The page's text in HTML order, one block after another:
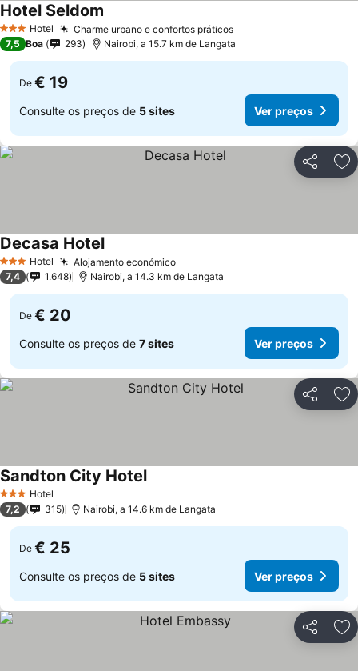
3 EstrelasHotel Charme urbano e confortos práticosVer preços
Hotel Seldom
7,5 Boa 293 Nairobi, a 15.7 km de Langata
De € 19
Consulte os preços de 5 sites Ver preços
Partilhar
3 EstrelasHotel Alojamento económicoVer preços
Decasa HotelVer preços
7,4 1.648 Nairobi, a 14.3 km de Langata
De € 20
Consulte os preços de 7 sites Ver preços
Partilhar
3 EstrelasHotel
Sandton City HotelVer preços
7,2 315 Nairobi, a 14.6 km de Langata
De € 25
Consulte os preços de 5 sites Ver preços
Partilhar